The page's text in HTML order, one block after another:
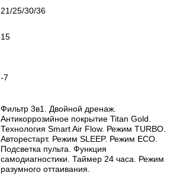
21/25/30/36
15
-7
Фильтр 3в1. Двойной дренаж.
Антикоррозийное покрытие Titan Gold.
Технология Smart Air Flow. Режим TURBO.
Авторестарт. Режим SLEEP. Режим ECO.
Подсветка пульта. Функция
самодиагностики. Таймер 24 часа. Режим
разумного оттаивания.